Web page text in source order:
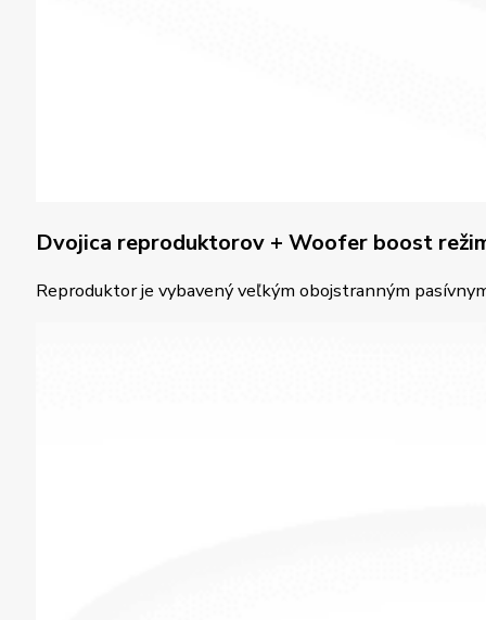
Dvojica reproduktorov + Woofer boost
Reproduktor je vybavený veľkým obojstranným